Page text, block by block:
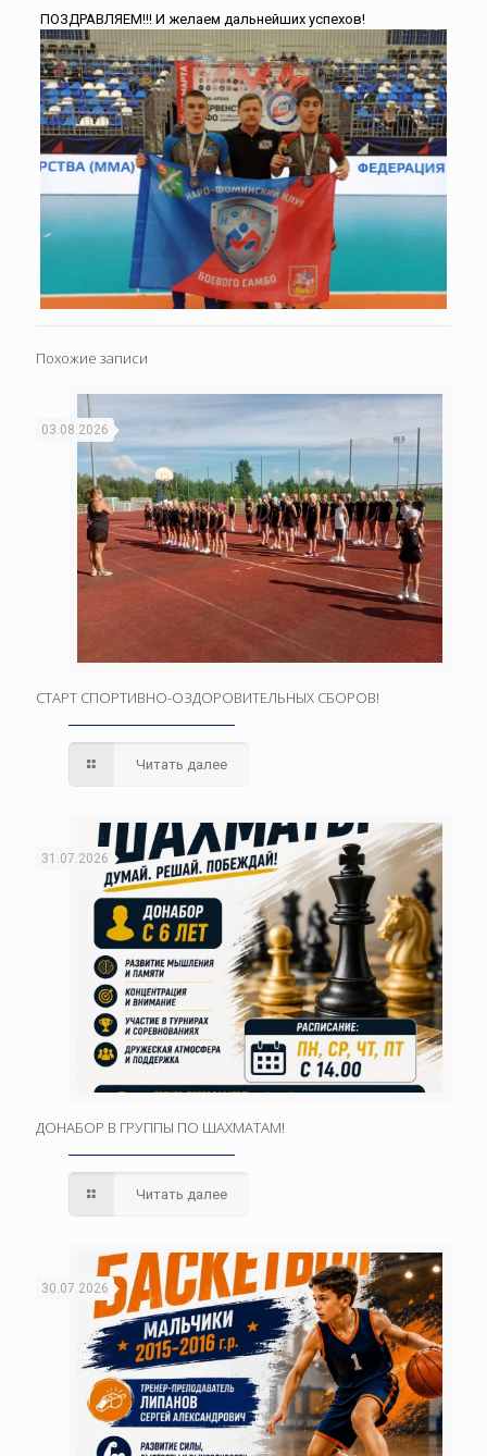
ПОЗДРАВЛЯЕМ!!! И желаем дальнейших успехов!
Похожие записи
03.08.2026
СТАРТ СПОРТИВНО-ОЗДОРОВИТЕЛЬНЫХ СБОРОВ!
Читать далее
31.07.2026
ДОНАБОР В ГРУППЫ ПО ШАХМАТАМ!
Читать далее
30.07.2026